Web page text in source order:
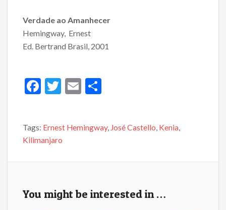
Verdade ao Amanhecer
Hemingway, Ernest
Ed. Bertrand Brasil, 2001
F
b
o
T
er
E
l
e
Tags: Ernest Hemingway, José Castello, Kenia,
Kilimanjaro
You might be interested in …